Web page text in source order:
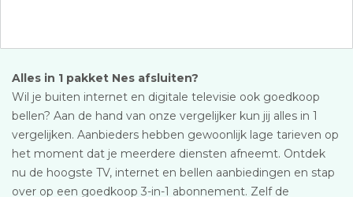
Alles in 1 pakket Nes afsluiten?
Wil je buiten internet en digitale televisie ook goedkoop
bellen? Aan de hand van onze vergelijker kun jij alles in 1
vergelijken. Aanbieders hebben gewoonlijk lage tarieven op
het moment dat je meerdere diensten afneemt. Ontdek
nu de hoogste TV, internet en bellen aanbiedingen en stap
over op een goedkoop 3-in-1 abonnement. Zelf de